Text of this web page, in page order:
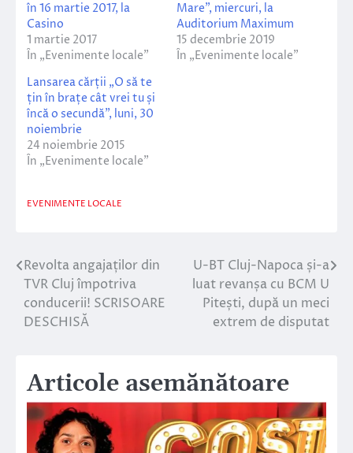
în 16 martie 2017, la
Casino
1 martie 2017
În „Evenimente locale”
Mare”, miercuri, la
Auditorium Maximum
15 decembrie 2019
În „Evenimente locale”
Lansarea cărții „O să te
țin în brațe cât vrei tu și
încă o secundă”, luni, 30
noiembrie
24 noiembrie 2015
În „Evenimente locale”
EVENIMENTE LOCALE
Navigare
în
articole
Revolta angajaților din
TVR Cluj împotriva
conducerii! SCRISOARE
DESCHISĂ
U-BT Cluj-Napoca și-a
luat revanșa cu BCM U
Pitești, după un meci
extrem de disputat
Articole asemănătoare